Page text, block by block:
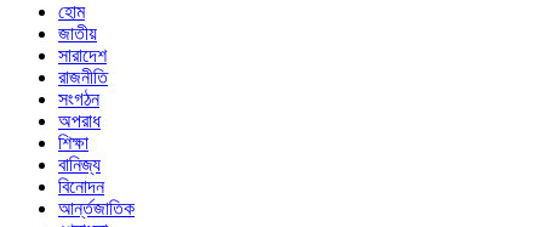
হোম
জাতীয়
সারাদেশ
রাজনীতি
সংগঠন
অপরাধ
শিক্ষা
বানিজ্য
বিনোদন
আর্ন্তজাতিক